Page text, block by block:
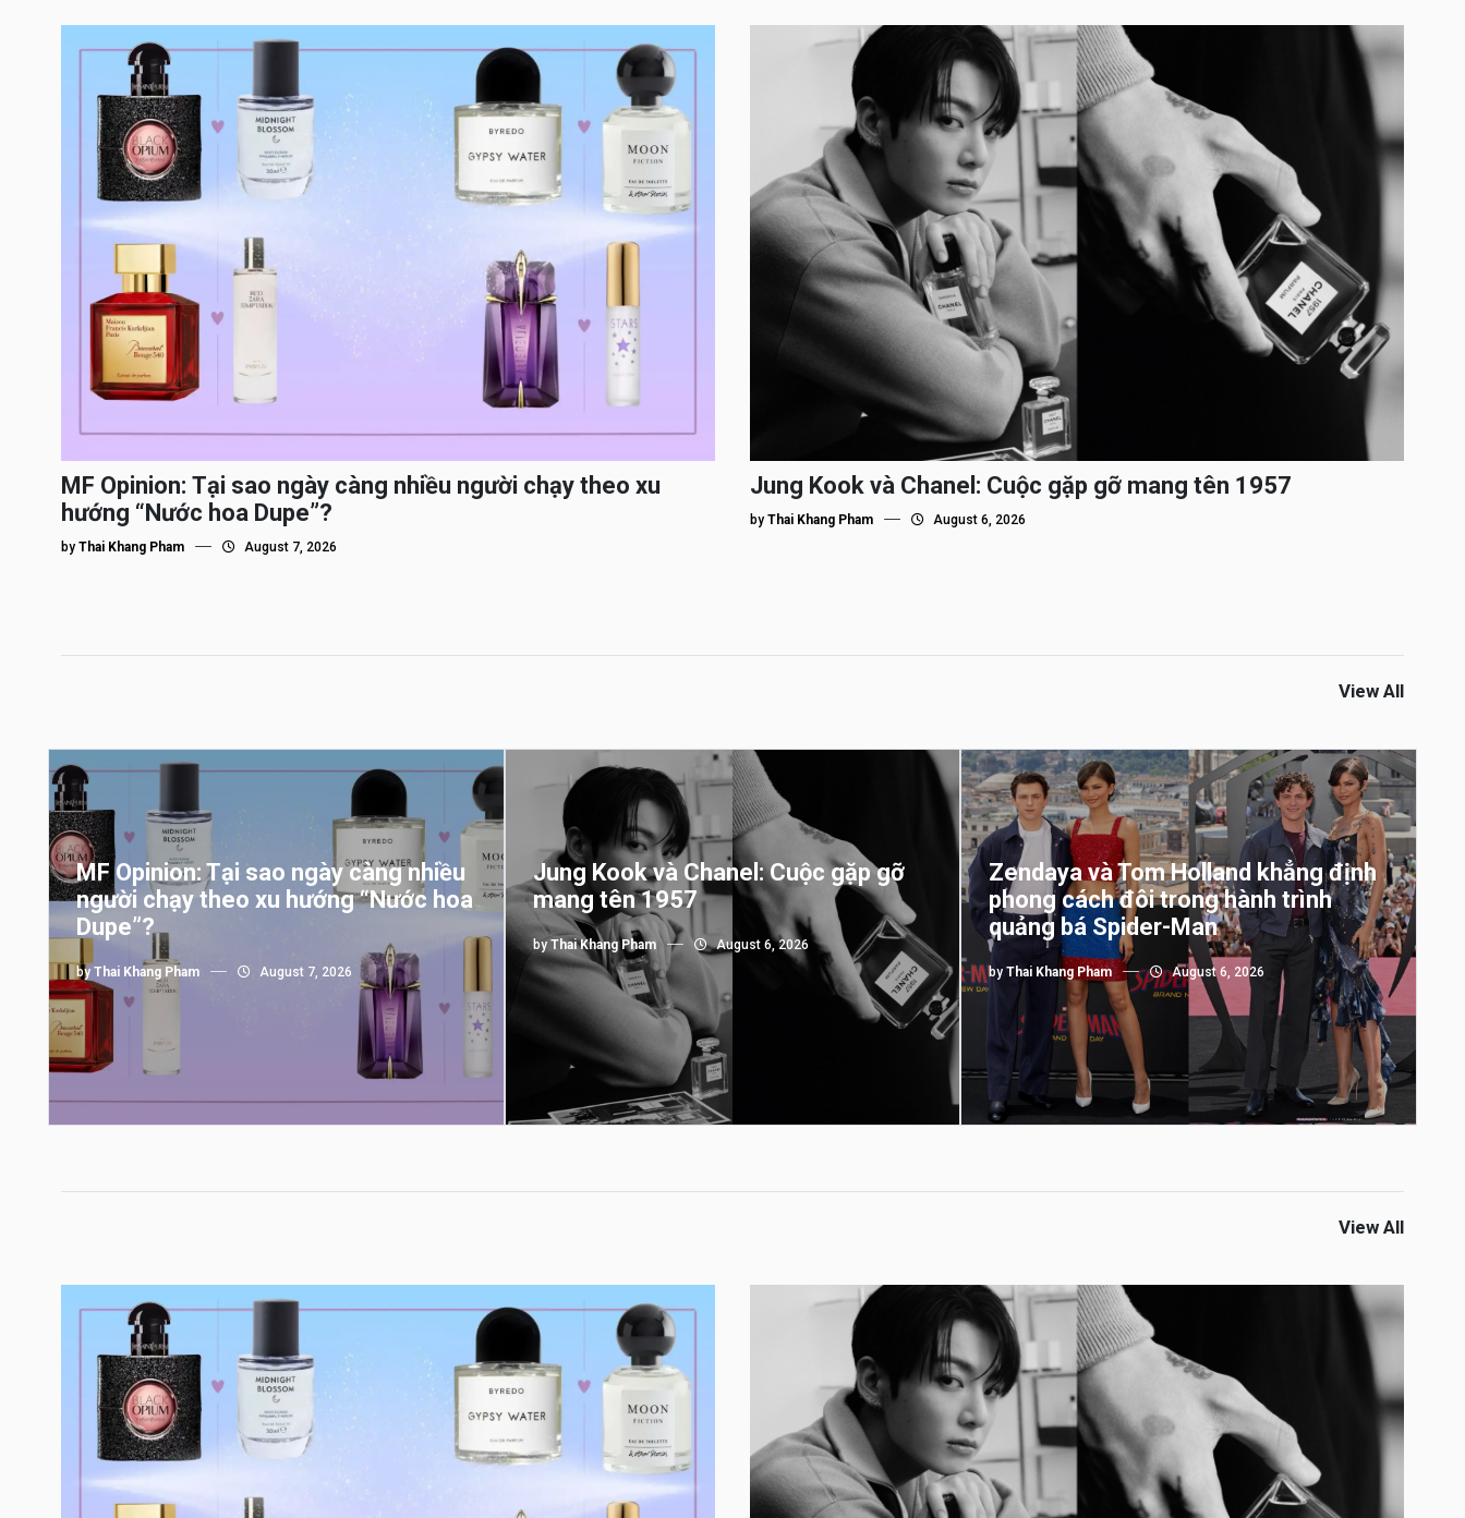
MF Opinion: Tại sao ngày càng nhiều người chạy theo xu
hướng “Nước hoa Dupe”?
by Thai Khang Pham August 7, 2026
Jung Kook và Chanel: Cuộc gặp gỡ mang tên 1957
by Thai Khang Pham August 6, 2026
View All
MF Opinion: Tại sao ngày càng nhiều
người chạy theo xu hướng “Nước hoa
Dupe”?
by Thai Khang Pham August 7, 2026
Jung Kook và Chanel: Cuộc gặp gỡ
mang tên 1957
by Thai Khang Pham August 6, 2026
Zendaya và Tom Holland khẳng định
phong cách đôi trong hành trình
quảng bá Spider-Man
byThai Khang Pham August 6, 2026
View All